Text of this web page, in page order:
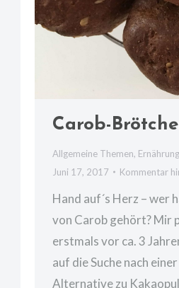
Carob-
Allgemeine Themen, Ernährung
Juni 17, 2017
Kommentar
Hand auf´s Herz – wer
von Carob gehört? Mir
erstmals vor ca. 3
auf die Suche nach
Alternative zu